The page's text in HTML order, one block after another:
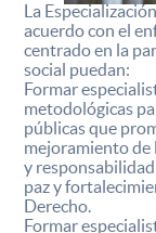
La
acuerdo con el
centrado en la
social puedan:
Formar
metodológicas
públicas que
mejoramiento de
y
paz y
Derecho.
Formar